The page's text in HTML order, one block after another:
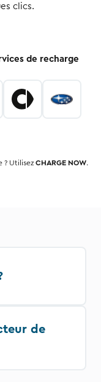
clics.
de recharge
? Utilisez CHARGE NOW.
de